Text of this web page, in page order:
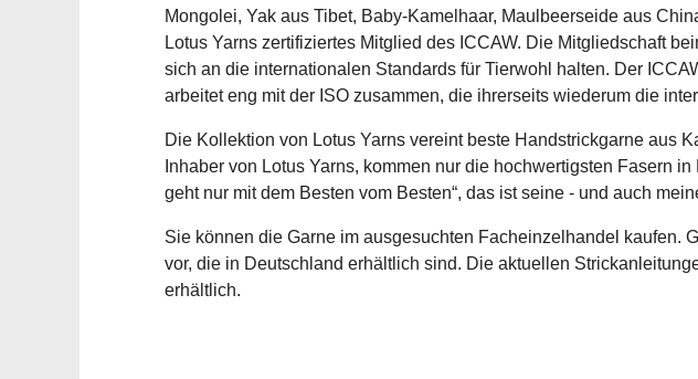
Mongolei, Yak aus Tibet, Baby-Kamelhaar, Maulbeerseide aus
Lotus Yarns zertifiziertes Mitglied des ICCAW. Die Mitgliedschaft
sich an die internationalen Standards für Tierwohl halten. Der
arbeitet eng mit der ISO zusammen, die ihrerseits wiederum die
Die Kollektion von Lotus Yarns vereint beste Handstrickgarne aus
Inhaber von Lotus Yarns, kommen nur die hochwertigsten Fasern
geht nur mit dem Besten vom Besten“, das ist seine - und auch
Sie können die Garne im ausgesuchten Facheinzelhandel kaufen.
vor, die in Deutschland erhältlich sind. Die aktuellen
erhältlich.